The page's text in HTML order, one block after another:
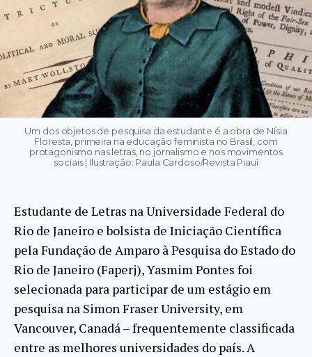
Um dos objetos de pesquisa da estudante é a obra de Nísia
Floresta, primeira na educação feminista no Brasil, com
protagonismo nas letras, no jornalismo e nos movimentos
sociais | Ilustração: Paula Cardoso/Revista Piauí
Estudante de Letras na Universidade Federal do
Rio de Janeiro e bolsista de Iniciação Científica
pela Fundação de Amparo à Pesquisa do Estado do
Rio de Janeiro (Faperj), Yasmim Pontes foi
selecionada para participar de um estágio em
pesquisa na Simon Fraser University, em
Vancouver, Canadá – frequentemente classificada
entre as melhores universidades do país. A